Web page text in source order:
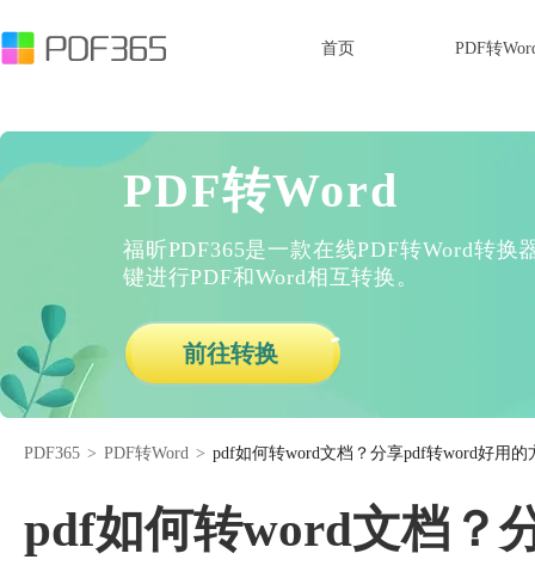
首页 PDF转
PDF转Word
福昕PDF365是一款在线PDF转Word转换
键进行PDF和Word相互转换。
前往转换
PDF365 > PDF转Word > pdf如何转word文档？分享pdf转word好用的
pdf如何转word文档？